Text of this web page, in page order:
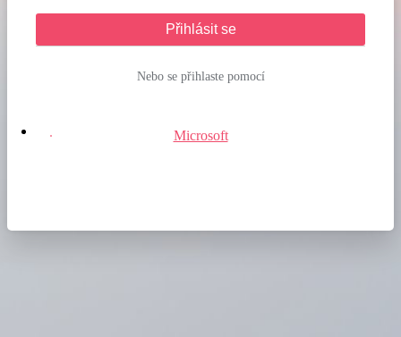
Přihlásit se
Nebo se přihlaste pomocí
Microsoft